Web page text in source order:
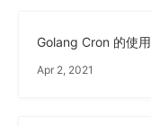
Golang Cron 的使用
Apr 2, 2021